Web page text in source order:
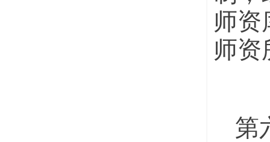
师资
师资
第